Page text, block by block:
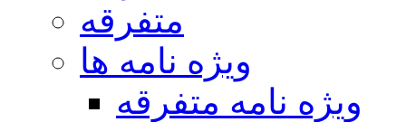
متفرقه
ويژه نامه ها
ويژه نامه متفرقه